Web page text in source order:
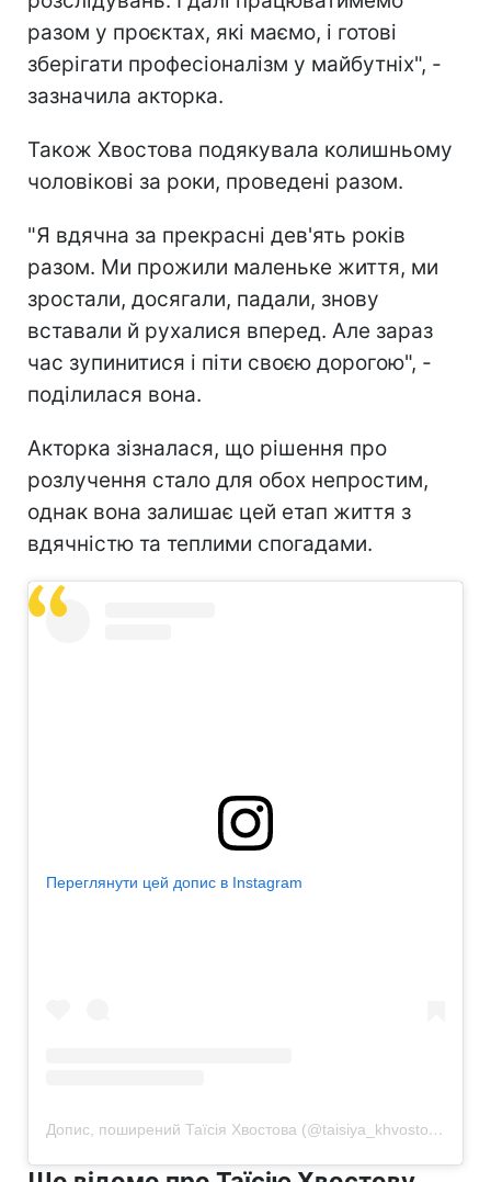
разом у проєктах, які маємо, і готові
зберігати професіоналізм у майбутніх", -
зазначила акторка.
Також Хвостова подякувала колишньому
чоловікові за роки, проведені разом.
"Я вдячна за прекрасні дев'ять років
разом. Ми прожили маленьке життя, ми
зростали, досягали, падали, знову
вставали й рухалися вперед. Але зараз
час зупинитися і піти своєю дорогою", -
поділилася вона.
Акторка зізналася, що рішення про
розлучення стало для обох непростим,
однак вона залишає цей етап життя з
вдячністю та теплими спогадами.
Переглянути цей допис в Instagram
Допис, поширений Таїсія Хвостова (@taisiya_khvostova)